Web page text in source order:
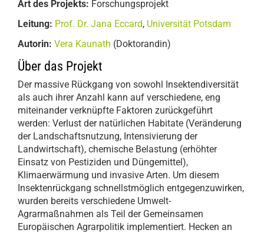
Art des Projekts: Forschungsprojekt
Leitung: Prof. Dr. Jana Eccard, Universität Potsdam
Autorin: Vera Kaunath (Doktorandin)
Über das Projekt
Der massive Rückgang von sowohl Insektendiversität
als auch ihrer Anzahl kann auf verschiedene, eng
miteinander verknüpfte Faktoren zurückgeführt
werden: Verlust der natürlichen Habitate (Veränderung
der Landschaftsnutzung, Intensivierung der
Landwirtschaft), chemische Belastung (erhöhter
Einsatz von Pestiziden und Düngemittel),
Klimaerwärmung und invasive Arten. Um diesem
Insektenrückgang schnellstmöglich entgegenzuwirken,
wurden bereits verschiedene Umwelt-
Agrarmaßnahmen als Teil der Gemeinsamen
Europäischen Agrarpolitik implementiert. Hecken an